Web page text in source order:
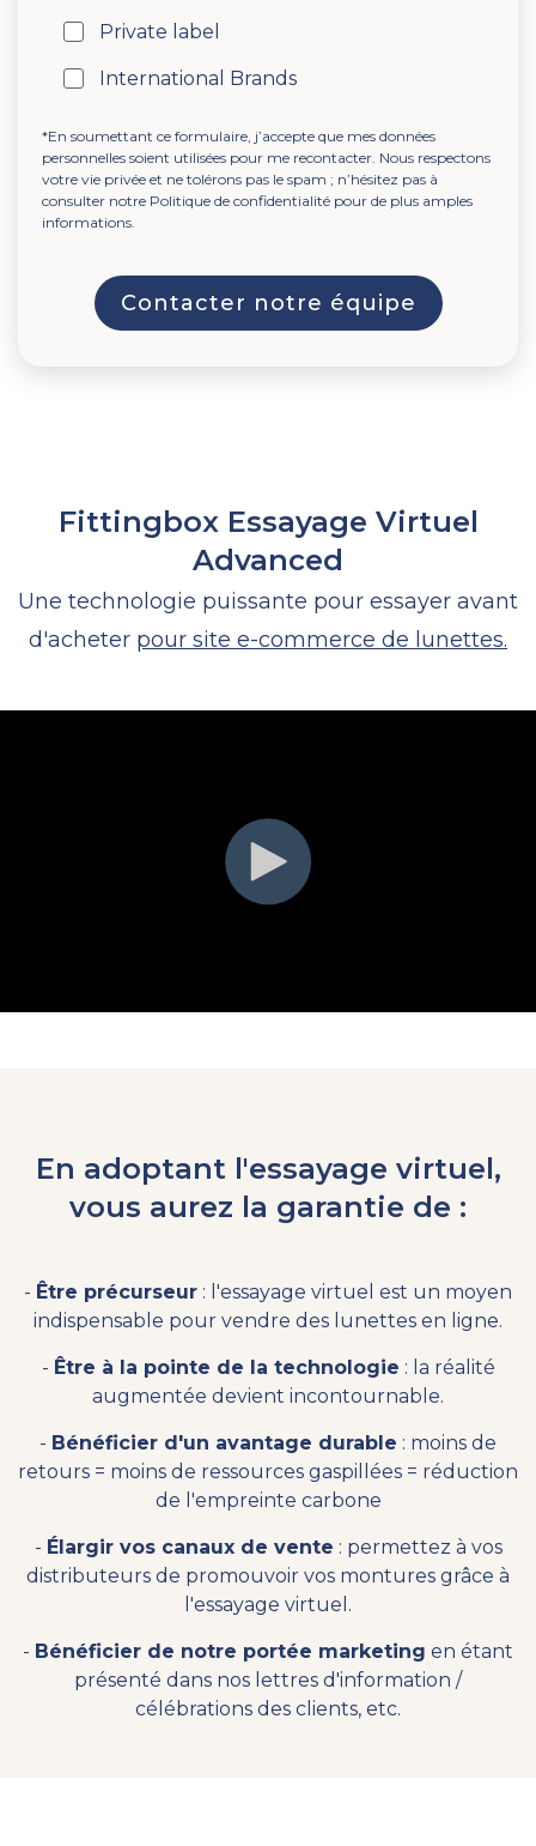
Private label
International Brands
*En soumettant ce formulaire, j’accepte que mes données
personnelles soient utilisées pour me recontacter. Nous respectons
votre vie privée et ne tolérons pas le spam ; n’hésitez pas à
consulter notre Politique de confidentialité pour de plus amples
informations.
Fittingbox Essayage Virtuel
Advanced
Une technologie puissante pour essayer avant
d'acheter pour site e-commerce de lunettes.
En adoptant l'essayage virtuel,
vous aurez la garantie de :
- Être précurseur : l'essayage virtuel est un moyen
indispensable pour vendre des lunettes en ligne.
- Être à la pointe de la technologie : la réalité
augmentée devient incontournable.
- Bénéficier d'un avantage durable : moins de
retours = moins de ressources gaspillées = réduction
de l'empreinte carbone
- Élargir vos canaux de vente : permettez à vos
distributeurs de promouvoir vos montures grâce à
l'essayage virtuel.
- Bénéficier de notre portée marketing en étant
présenté dans nos lettres d'information /
célébrations des clients, etc.